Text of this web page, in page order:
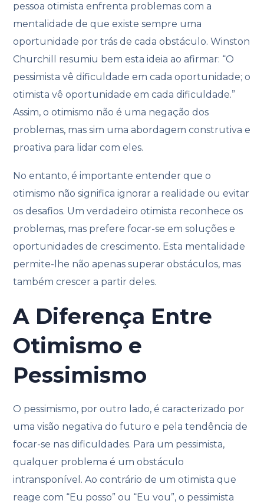
pessoa otimista enfrenta problemas com a
mentalidade de que existe sempre uma
oportunidade por trás de cada obstáculo. Winston
Churchill resumiu bem esta ideia ao afirmar: “O
pessimista vê dificuldade em cada oportunidade; o
otimista vê oportunidade em cada dificuldade.”
Assim, o otimismo não é uma negação dos
problemas, mas sim uma abordagem construtiva e
proativa para lidar com eles.
No entanto, é importante entender que o
otimismo não significa ignorar a realidade ou evitar
os desafios. Um verdadeiro otimista reconhece os
problemas, mas prefere focar-se em soluções e
oportunidades de crescimento. Esta mentalidade
permite-lhe não apenas superar obstáculos, mas
também crescer a partir deles.
A Diferença Entre
Otimismo e
Pessimismo
O pessimismo, por outro lado, é caracterizado por
uma visão negativa do futuro e pela tendência de
focar-se nas dificuldades. Para um pessimista,
qualquer problema é um obstáculo
intransponível. Ao contrário de um otimista que
reage com “Eu posso” ou “Eu vou”, o pessimista